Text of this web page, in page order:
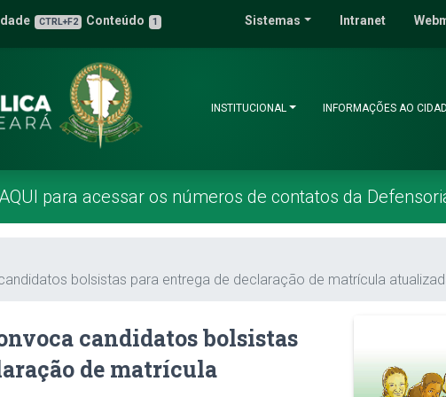
do Estado do
de Acessibilidade
CTRL+F2 Conteúdo 1 Sistemas Intranet
INSTITUCIONAL INFORMAÇÕES AO
para acessar os números de contatos da
bolsistas para entrega de declaração de matrícula
candidatos bolsistas
de matrícula